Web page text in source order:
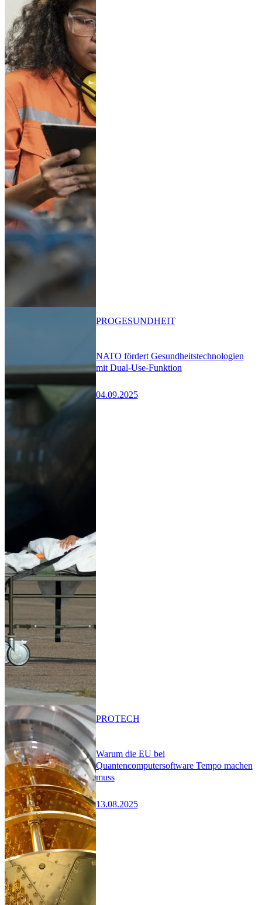
NATO fördert Gesundheitstechnologien
mit Dual-Use-Funktion
04.09.2025
PROGESUNDHEIT
Warum die EU bei
Quantencomputersoftware Tempo machen
muss
13.08.2025
PROTECH